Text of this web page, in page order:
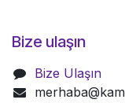
Bize ulaşın
Bize Ulaşın